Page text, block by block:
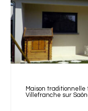
Maison
Villefranche sur